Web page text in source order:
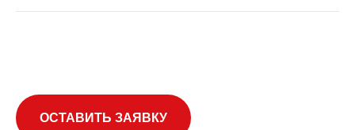
ОСТАВИТЬ ЗАЯВКУ